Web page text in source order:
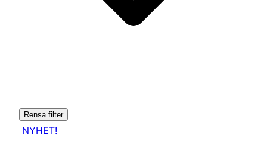
Rensa filter
NYHET!